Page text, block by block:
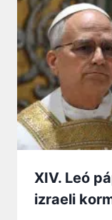
XIV. Leó
izraeli